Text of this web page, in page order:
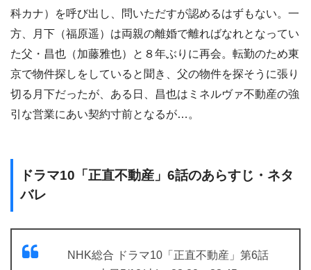
科カナ）を呼び出し、問いただすが認めるはずもない。一
方、月下（福原遥）は両親の離婚で離ればなれとなってい
た父・昌也（加藤雅也）と８年ぶりに再会。転勤のため東
京で物件探しをしていると聞き、父の物件を探そうに張り
切る月下だったが、ある日、昌也はミネルヴァ不動産の強
引な営業にあい契約寸前となるが…。
ドラマ10「正直不動産」6話のあらすじ・ネタ
バレ
NHK総合 ドラマ10「正直不動産」第6話